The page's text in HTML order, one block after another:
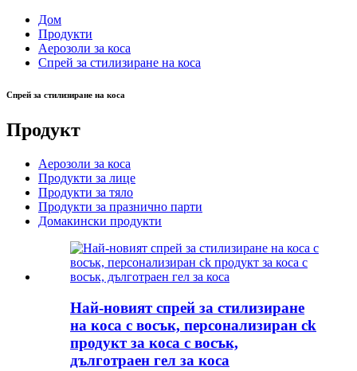
Дом
Продукти
Аерозоли за коса
Спрей за стилизиране на коса
Спрей за стилизиране на коса
Продукт
Аерозоли за коса
Продукти за лице
Продукти за тяло
Продукти за празнично парти
Домакински продукти
Най-новият спрей за стилизиране
на коса с восък, персонализиран ck
продукт за коса с восък,
дълготраен гел за коса